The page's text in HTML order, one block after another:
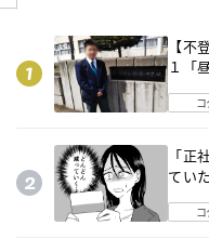
【不
１「
「正
てい